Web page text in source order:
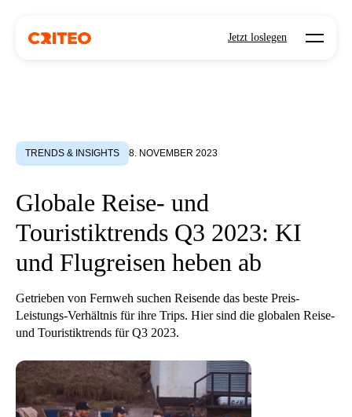
Jetzt loslegen Open
TRENDS & INSIGHTS 8. NOVEMBER 2023
Globale Reise- und
Touristiktrends Q3 2023: KI
und Flugreisen heben ab
Getrieben von Fernweh suchen Reisende das beste Preis-
Leistungs-Verhältnis für ihre Trips. Hier sind die globalen Reise-
und Touristiktrends für Q3 2023.